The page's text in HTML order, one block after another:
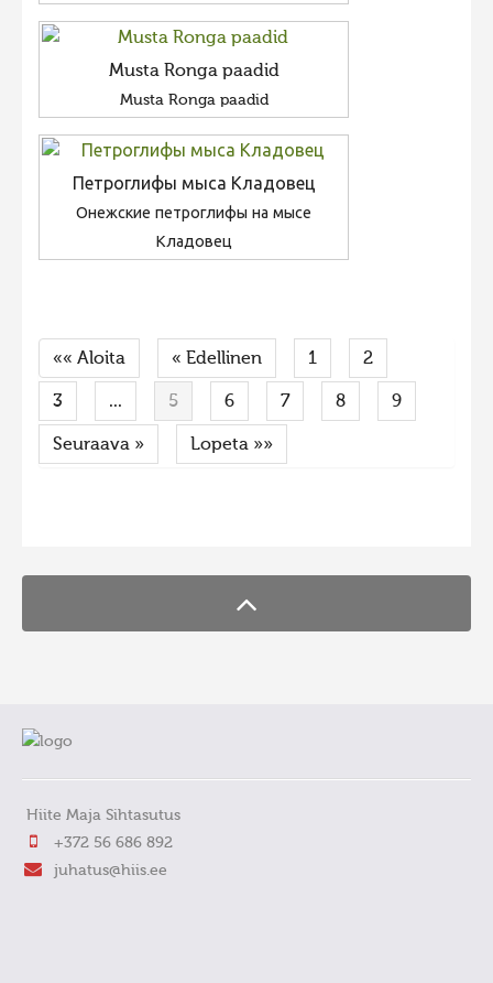
Musta Ronga paadid
Musta Ronga paadid
Петроглифы мыса Кладовец
Онежские петроглифы на мысе
Кладовец
«« Aloita « Edellinen 1 2
3 ... 5 6 7 8 9
Seuraava » Lopeta »»
Hiite Maja Sihtasutus
+372 56 686 892
juhatus@hiis.ee